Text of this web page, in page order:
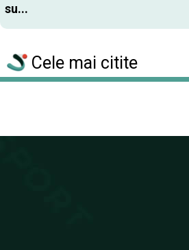
su...
Cele mai citite